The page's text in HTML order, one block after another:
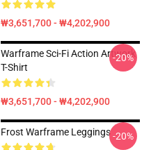
₩3,651,700 - ₩4,202,900
Warframe Sci-Fi Action Artwork
T-Shirt
₩3,651,700 - ₩4,202,900
-20%
Frost Warframe Leggings-20%